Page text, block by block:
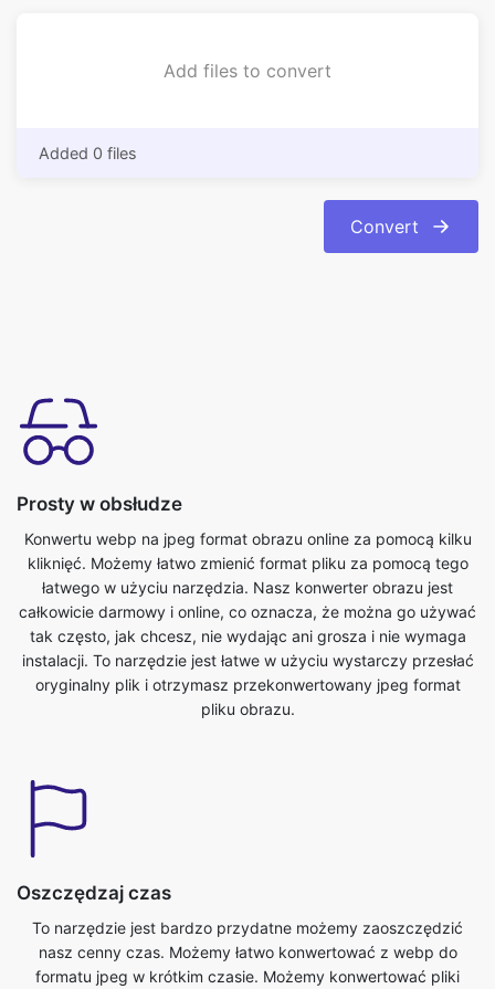
Prosty w obsłudze
Konwertu webp na jpeg format obrazu online za pomocą kilku
kliknięć. Możemy łatwo zmienić format pliku za pomocą tego
łatwego w użyciu narzędzia. Nasz konwerter obrazu jest
całkowicie darmowy i online, co oznacza, że można go używać
tak często, jak chcesz, nie wydając ani grosza i nie wymaga
instalacji. To narzędzie jest łatwe w użyciu wystarczy przesłać
oryginalny plik i otrzymasz przekonwertowany jpeg format
pliku obrazu.
Oszczędzaj czas
To narzędzie jest bardzo przydatne możemy zaoszczędzić
formatu jpeg w krótkim czasie. Możemy konwertować pliki
obrazów bezpośrednio w przeglądarce. Jest szybki,
bezpieczny i wolny. Nie wymaga rejestracji ani instalacji. Aby
przekonwertować obraz z webp na format jpeg, należy
najpierw przesłać pliku webp. Możesz to zrobić, wybierając z